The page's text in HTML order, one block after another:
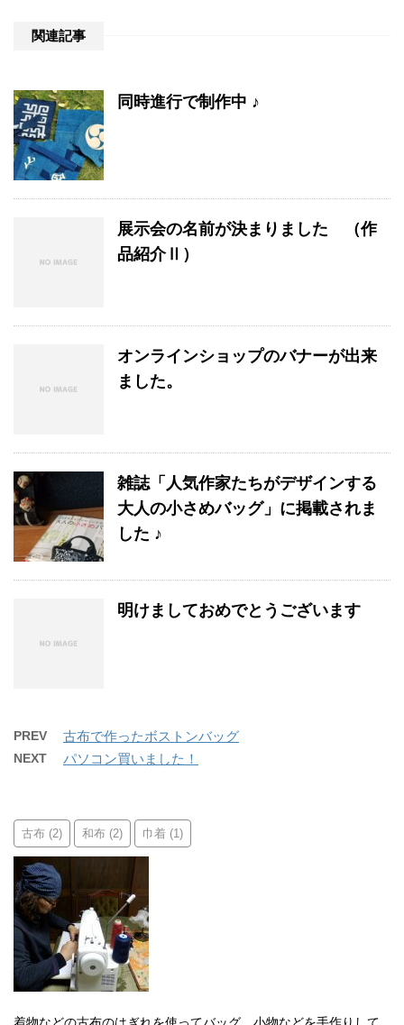
関連記事
同時進行で制作中 ♪
展示会の名前が決まりました （作
品紹介Ⅱ）
オンラインショップのバナーが出来
ました。
雑誌「人気作家たちがデザインする
大人の小さめバッグ」に掲載されま
した ♪
明けましておめでとうございます
PREV 古布で作ったボストンバッグ
NEXT パソコン買いました！
古布 (2) 和布 (2) 巾着 (1)